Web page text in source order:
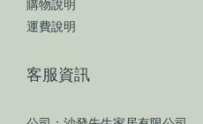
購物說明
運費說明
客服資訊